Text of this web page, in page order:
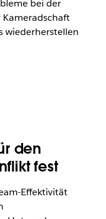
bei der
wiederherstellen
den
fest
Effektivität